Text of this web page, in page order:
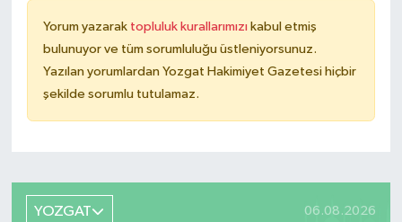
Yorum yazarak topluluk kurallarımızı kabul etmiş
bulunuyor ve tüm sorumluluğu üstleniyorsunuz.
Yazılan yorumlardan Yozgat Hakimiyet Gazetesi hiçbir
şekilde sorumlu tutulamaz.
YOZGAT 06.08.2026